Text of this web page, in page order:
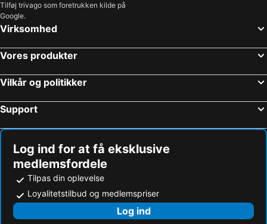
Tilføj trivago som foretrukken kilde på
Google.
Virksomhed
Vores produkter
Vilkår og politikker
Support
Log ind for at få eksklusive
medlemsfordele
Tilpas din oplevelse
Loyalitetstilbud og medlemspriser
Log ind